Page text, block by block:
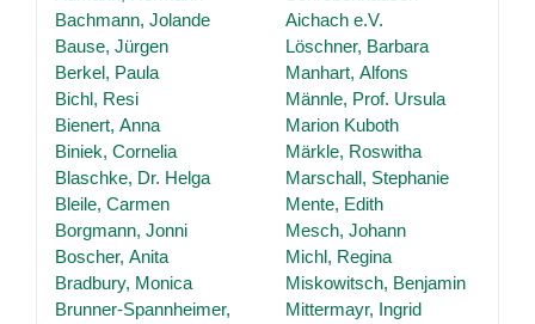
Bachmann, Jolande
Bause, Jürgen
Berkel, Paula
Bichl, Resi
Bienert, Anna
Biniek, Cornelia
Blaschke, Dr. Helga
Bleile, Carmen
Borgmann, Jonni
Boscher, Anita
Bradbury, Monica
Brunner-Spannheimer,
Aichach e.V.
Löschner, Barbara
Manhart, Alfons
Männle, Prof. Ursula
Marion Kuboth
Märkle, Roswitha
Marschall, Stephanie
Mente, Edith
Mesch, Johann
Michl, Regina
Miskowitsch, Benjamin
Mittermayr, Ingrid